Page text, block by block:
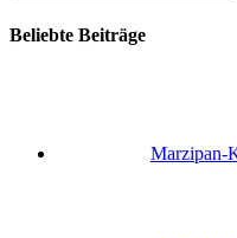
Beliebte Beiträge
Marzipan-